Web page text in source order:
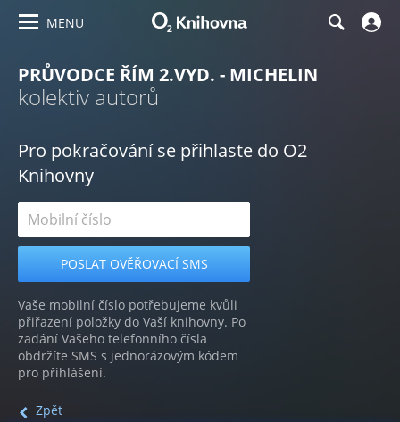
MENU
PRŮVODCE ŘÍM 2.VYD. - MICHELIN
kolektiv autorů
Pro pokračování se přihlaste do O2
Knihovny
Vaše mobilní číslo potřebujeme kvůli
přiřazení položky do Vaší knihovny. Po
zadání Vašeho telefonního čísla
obdržíte SMS s jednorázovým kódem
pro přihlášení.
Zpět